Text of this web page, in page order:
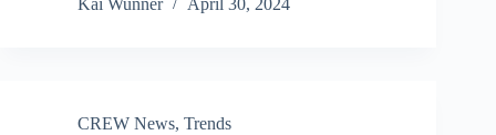
Kai Wunner April 30, 2024
CREW News, Trends